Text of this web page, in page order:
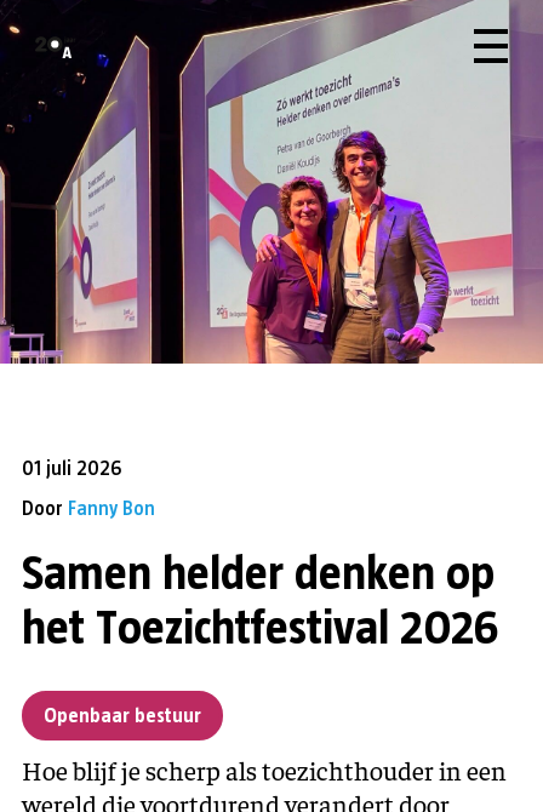
01 juli 2026
Door Fanny Bon
Samen helder denken op
het Toezichtfestival 2026
Openbaar bestuur
Hoe blijf je scherp als toezichthouder in een
wereld die voortdurend verandert door